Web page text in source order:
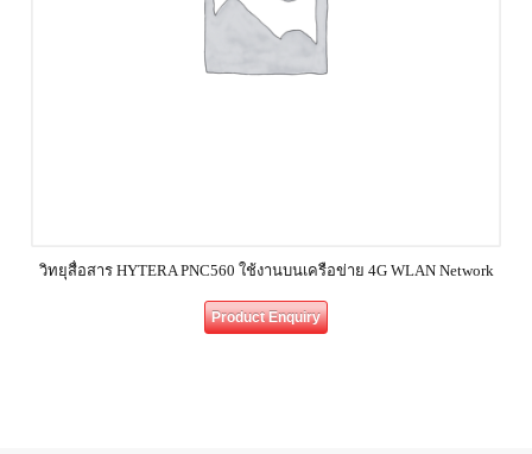
วิทยุสื่อสาร HYTERA PNC560 ใช้งานบนเครือข่าย 4G WLAN Network
Product Enquiry